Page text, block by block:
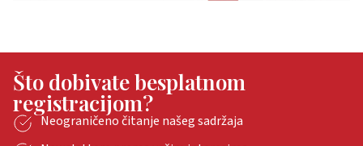
Što dobivate besplatnom
registracijom?
Neograničeno čitanje našeg sadržaja